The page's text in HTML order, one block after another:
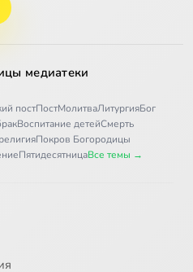
медиатеки
постПостМолитваЛитургияБог
Воспитание детейСмерть
Покров Богородицы
ПятидесятницаВсе темы →